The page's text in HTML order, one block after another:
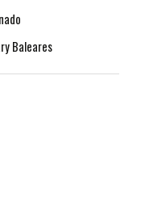
Baleares